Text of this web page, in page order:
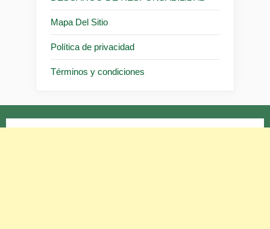
Mapa Del Sitio
Política de privacidad
Términos y condiciones